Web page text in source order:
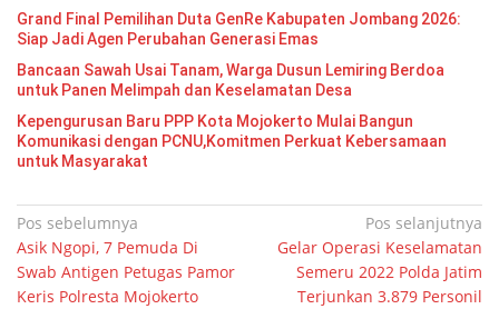
Grand Final Pemilihan Duta GenRe Kabupaten Jombang 2026:
Siap Jadi Agen Perubahan Generasi Emas
Bancaan Sawah Usai Tanam, Warga Dusun Lemiring Berdoa
untuk Panen Melimpah dan Keselamatan Desa
Kepengurusan Baru PPP Kota Mojokerto Mulai Bangun
Komunikasi dengan PCNU,Komitmen Perkuat Kebersamaan
untuk Masyarakat
Navigasi
pos
Pos sebelumnya
Asik Ngopi, 7 Pemuda Di
Swab Antigen Petugas Pamor
Keris Polresta Mojokerto
Pos selanjutnya
Gelar Operasi Keselamatan
Semeru 2022 Polda Jatim
Terjunkan 3.879 Personil